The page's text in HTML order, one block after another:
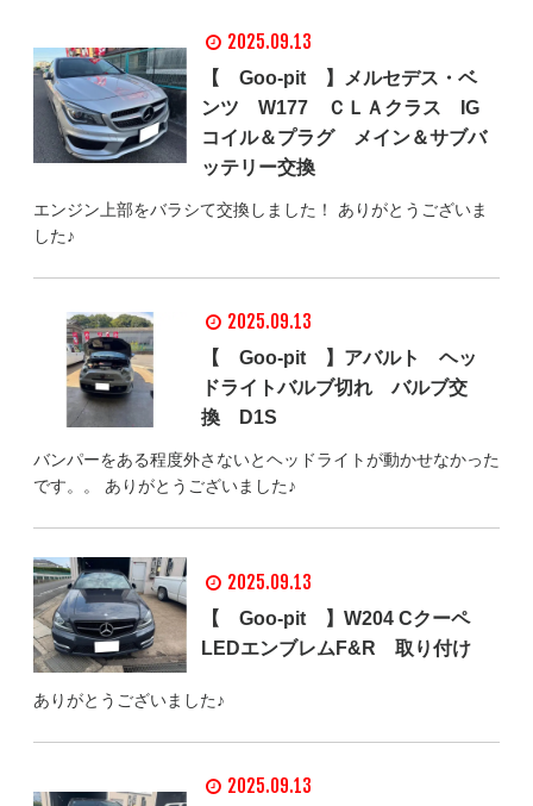
2025.09.13
【 Goo-pit 】メルセデス・ベ
ンツ W177 ＣＬＡクラス IG
コイル＆プラグ メイン＆サブバ
ッテリー交換
エンジン上部をバラシて交換しました！ ありがとうございま
した♪
2025.09.13
【 Goo-pit 】アバルト ヘッ
ドライトバルブ切れ バルブ交
換 D1S
バンパーをある程度外さないとヘッドライトが動かせなかった
です。。 ありがとうございました♪
2025.09.13
【 Goo-pit 】W204 Cクーペ
LEDエンブレムF&R 取り付け
ありがとうございました♪
2025.09.13